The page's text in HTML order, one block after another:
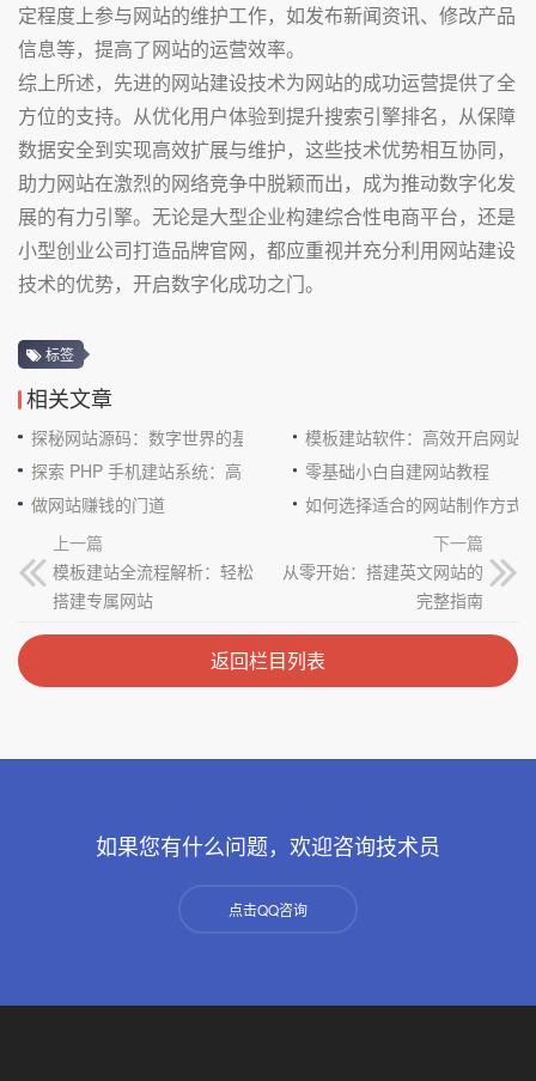
定程度上参与网站的维护工作，如发布新闻资讯、修改产品
信息等，提高了网站的运营效率。
综上所述，先进的网站建设技术为网站的成功运营提供了全
方位的支持。从优化用户体验到提升搜索引擎排名，从保障
数据安全到实现高效扩展与维护，这些技术优势相互协同，
助力网站在激烈的网络竞争中脱颖而出，成为推动数字化发
展的有力引擎。无论是大型企业构建综合性电商平台，还是
小型创业公司打造品牌官网，都应重视并充分利用网站建设
技术的优势，开启数字化成功之门。
标签
相关文章
探秘网站源码：数字世界的基石
模板建站软件：高效开启网站
探索 PHP 手机建站系统：高效与便捷的完美结合零基础小白自建网站教程
做网站赚钱的门道
如何选择适合的网站制作方式
上一篇
模板建站全流程解析：轻松
搭建专属网站
下一篇
从零开始：搭建英文网站的
完整指南
返回栏目列表
如果您有什么问题，欢迎咨询技术员
点击QQ咨询